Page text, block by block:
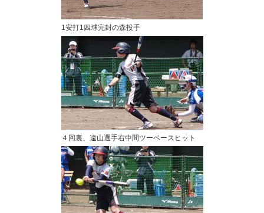
1安打1四球完封の森投手
４回裏、遠山選手右中間ツーベースヒット